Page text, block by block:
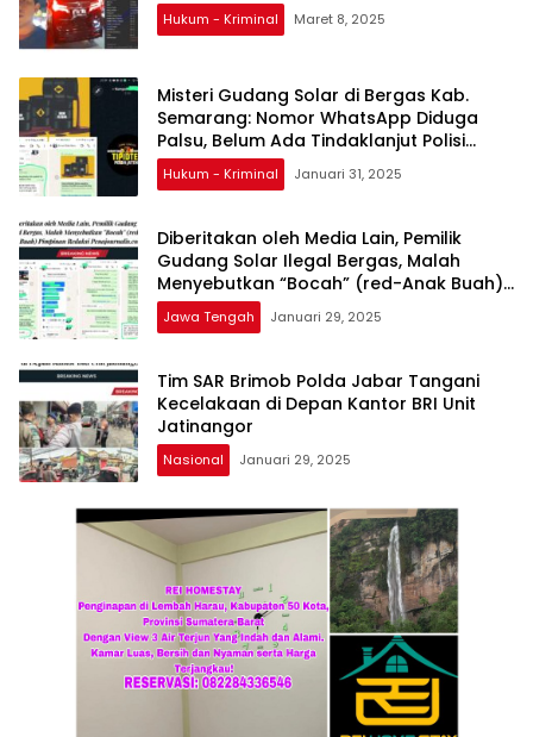
Hukum - Kriminal Maret 8, 2025
Misteri Gudang Solar di Bergas Kab.
Semarang: Nomor WhatsApp Diduga
Palsu, Belum Ada Tindaklanjut Polisi
Turun ke TKP
Hukum - Kriminal Januari 31, 2025
Diberitakan oleh Media Lain, Pemilik
Gudang Solar Ilegal Bergas, Malah
Menyebutkan “Bocah” (red-Anak Buah)
Pimpinan Redaksi Penajournalis.com
Jawa Tengah Januari 29, 2025
Tim SAR Brimob Polda Jabar Tangani
Kecelakaan di Depan Kantor BRI Unit
Jatinangor
Nasional Januari 29, 2025